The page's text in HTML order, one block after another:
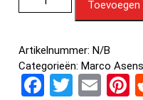
Toevoegen
Artikelnummer: N/B
Categorieën: Marco
F
T
E